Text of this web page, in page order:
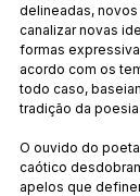
delineadas,
canalizar novas
formas
acordo com os
todo caso,
tradição da
O ouvido do
caótico
apelos que